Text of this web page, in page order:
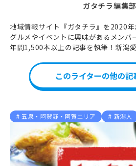
ガタチラ編集部
地域情報サイト『ガタチラ』を2020
グルメやイベントに興味があるメン
年間1,500本以上の記事を執筆！新潟
このライターの他の記
五泉・阿賀野・阿賀エリア 新潟人